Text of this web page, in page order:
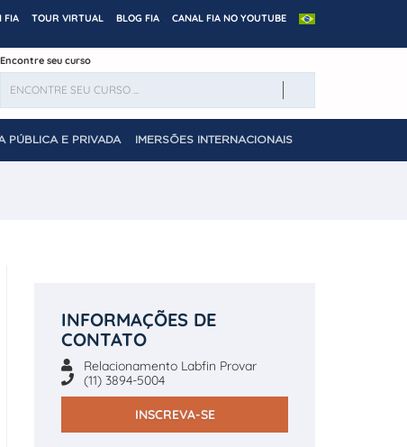
FIA TOUR VIRTUAL BLOG FIA CANAL FIA NO YOUTUBE
Encontre seu curso
PÚBLICA E PRIVADA IMERSÕES INTERNACIONAIS
INFORMAÇÕES DE
CONTATO
Relacionamento Labfin Provar
(11) 3894-5004
INSCREVA-SE